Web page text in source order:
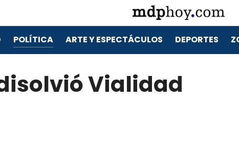
POLÍTICA ARTE Y ESPECTÁCULOS DEPORTES
Vialidad